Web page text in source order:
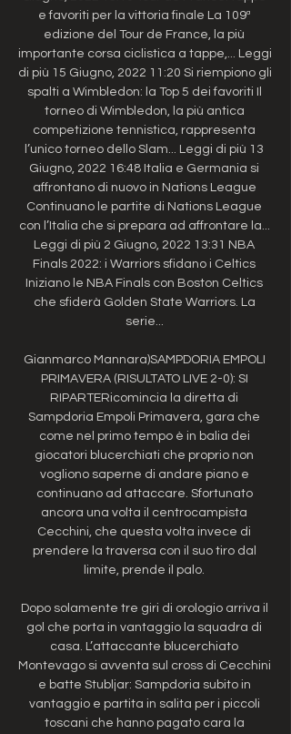
e favoriti per la vittoria finale La 109ª
edizione del Tour de France, la più
importante corsa ciclistica a tappe,... Leggi
di più 15 Giugno, 2022 11:20 Si riempiono gli
spalti a Wimbledon: la Top 5 dei favoriti Il
torneo di Wimbledon, la più antica
competizione tennistica, rappresenta
l’unico torneo dello Slam... Leggi di più 13
Giugno, 2022 16:48 Italia e Germania si
affrontano di nuovo in Nations League
Continuano le partite di Nations League
con l’Italia che si prepara ad affrontare la...
Leggi di più 2 Giugno, 2022 13:31 NBA
Finals 2022: i Warriors sfidano i Celtics
Iniziano le NBA Finals con Boston Celtics
che sfiderà Golden State Warriors. La
serie...
Gianmarco Mannara)SAMPDORIA EMPOLI
PRIMAVERA (RISULTATO LIVE 2-0): SI
RIPARTERicomincia la diretta di
Sampdoria Empoli Primavera, gara che
come nel primo tempo è in balia dei
giocatori blucerchiati che proprio non
vogliono saperne di andare piano e
continuano ad attaccare. Sfortunato
ancora una volta il centrocampista
Cecchini, che questa volta invece di
prendere la traversa con il suo tiro dal
limite, prende il palo.
Dopo solamente tre giri di orologio arriva il
gol che porta in vantaggio la squadra di
casa. L’attaccante blucerchiato
Montevago si avventa sul cross di Cecchini
e batte Stubljar: Sampdoria subito in
vantaggio e partita in salita per i piccoli
toscani che hanno pagato cara la